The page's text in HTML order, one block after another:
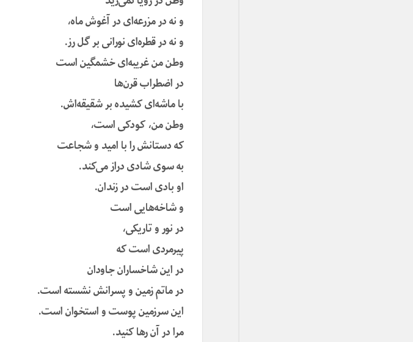
و نه در مزرعه‌ای در آغوش ماه،
و نه در قطره‌ای نورانی بر گل رز.
وطن من غریبه‌ای خشمگین است
در اضطراب قرن‌ها
با ماشه‌ای کشیده بر شقیقه‌اش.
وطن من، کودکی است،
که دستانش را با امید و شجاعت
به سوی شادی دراز می‌کند.
او بادی است در زندان.
و شاخه‌هایی است
در نور و تاریکی،
پیرمردی است که
در این شاخساران جاودان
در ماتم زمین و پسرانش نشسته است.
این سرزمین پوست و استخوان است.
مرا در آن رها کنید.